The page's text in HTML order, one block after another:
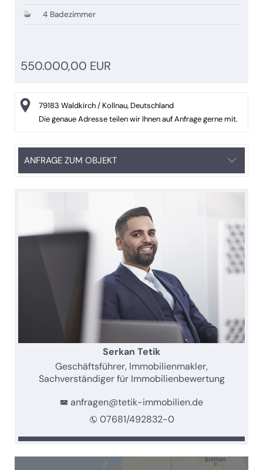
4 Badezimmer
550.000,00 EUR
79183 Waldkirch / Kollnau, Deutschland
Die genaue Adresse teilen wir Ihnen auf Anfrage gerne mit.
ANFRAGE ZUM OBJEKT
Serkan Tetik
Geschäftsführer, Immobilienmakler,
Sachverständiger für Immobilienbewertung
anfragen@tetik-immobilien.de
07681/492832-0